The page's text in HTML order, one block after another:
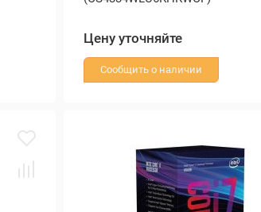
Цену уточняйте
Сообщить о наличии